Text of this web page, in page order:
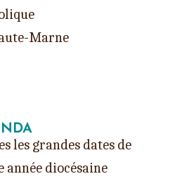
Marne
les grandes dates de
année diocésaine